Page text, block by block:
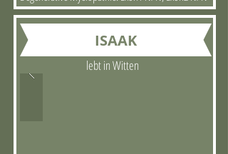
ISAAK
lebt in Witten